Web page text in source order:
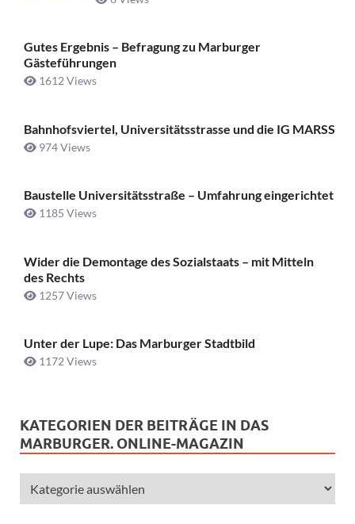
Gutes Ergebnis – Befragung zu Marburger
Gästeführungen
1612 Views
Bahnhofsviertel, Universitätsstrasse und die IG MARSS
974 Views
Baustelle Universitätsstraße ­– Umfahrung eingerichtet
1185 Views
Wider die Demontage des Sozialstaats – mit Mitteln
des Rechts
1257 Views
Unter der Lupe: Das Marburger Stadtbild
1172 Views
KATEGORIEN DER BEITRÄGE IN DAS
MARBURGER. ONLINE-MAGAZIN